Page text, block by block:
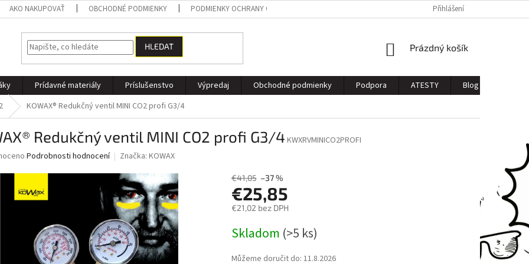
AKO NAKUPOVAŤ OBCHODNÉ PODMIENKY PODMIENKY OCHRANY OSOBNÝCH ÚDAJOV Přihlášení
HLEDAT
NÁKUPNÍ
Prázdný košík
Prídavné materiály Príslušenstvo Výpredaj Obchodné podmienky Podpora ATESTY Blog
KOWAX® Redukčný ventil MINI CO2 profi G3/4
Redukčný ventil MINI CO2 profi G3/4 KWXRVMINICO2PROFI
Podrobnosti hodnocení Značka: KOWAX
€41,05 –37 %
€25,85
€21,02 bez DPH
cena:
Skladom (>5 ks)
Můžeme doručit do: 11.8.2026